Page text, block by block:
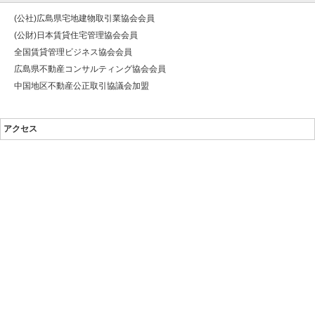
(公社)広島県宅地建物取引業協会会員
(公財)日本賃貸住宅管理協会会員
全国賃貸管理ビジネス協会会員
広島県不動産コンサルティング協会会員
中国地区不動産公正取引協議会加盟
アクセス